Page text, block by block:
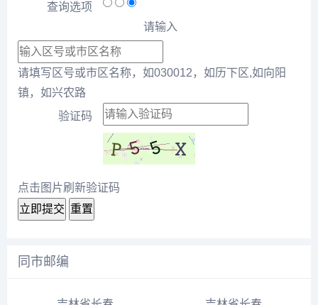
查询选项
请输入
请填写区号或市区名称，如030012，如历下区,如向阳
镇，如兴农路
验证码
点击图片刷新验证码
立即提交 重置
同市邮编